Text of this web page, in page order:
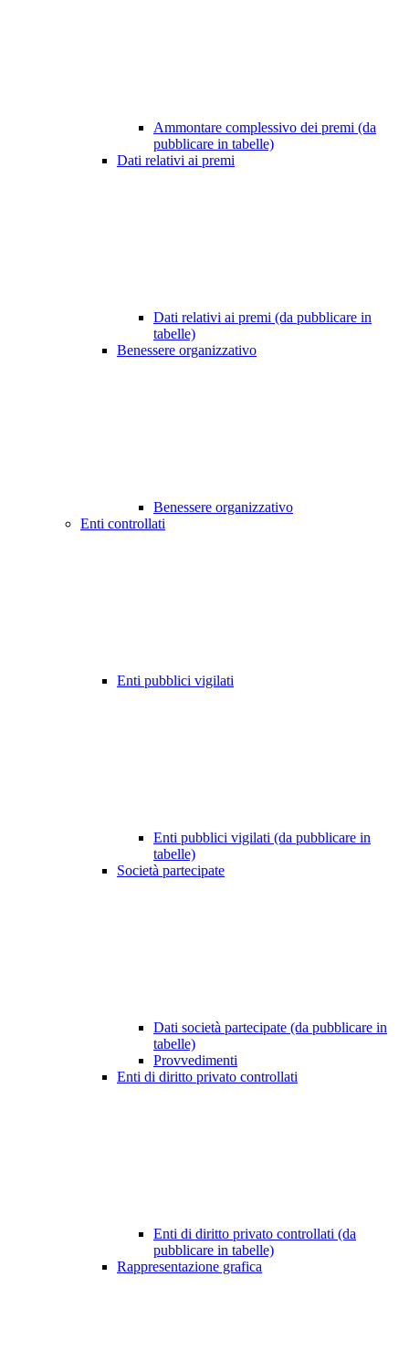
Ammontare complessivo dei premi (da
pubblicare in tabelle)
Dati relativi ai premi
Dati relativi ai premi (da pubblicare in
tabelle)
Benessere organizzativo
Benessere organizzativo
Enti controllati
Enti pubblici vigilati
Enti pubblici vigilati (da pubblicare in
tabelle)
Società partecipate
Dati società partecipate (da pubblicare in
tabelle)
Provvedimenti
Enti di diritto privato controllati
Enti di diritto privato controllati (da
pubblicare in tabelle)
Rappresentazione grafica